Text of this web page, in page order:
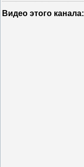
Видео этого канала: